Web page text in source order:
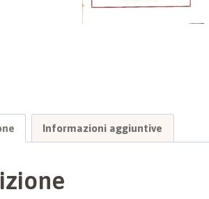
Informazioni aggiuntive